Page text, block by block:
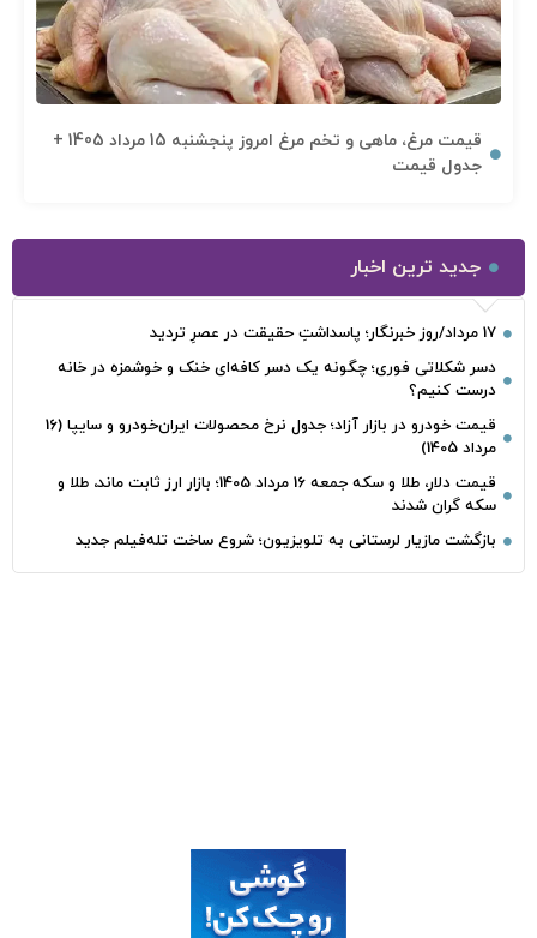
قیمت مرغ، ماهی و تخم مرغ امروز پنجشنبه 15 مرداد 1405 +
جدول قیمت
جدید ترین اخبار
17 مرداد/روز خبرنگار؛ پاسداشتِ حقیقت در عصرِ تردید
دسر شکلاتی فوری؛ چگونه یک دسر کافه‌ای خنک و خوشمزه در خانه
درست کنیم؟
قیمت خودرو در بازار آزاد؛ جدول نرخ محصولات ایران‌خودرو و سایپا (16
مرداد 1405)
قیمت دلار، طلا و سکه جمعه 16 مرداد 1405؛ بازار ارز ثابت ماند، طلا و
سکه گران شدند
بازگشت مازیار لرستانی به تلویزیون؛ شروع ساخت تله‌فیلم جدید